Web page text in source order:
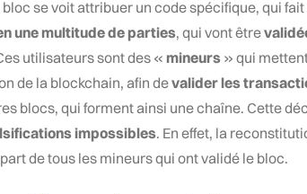
se voit attribuer un code spécifique, qui
une multitude de parties, qui vont être
utilisateurs sont des «mineurs » qui
de la blockchain, afin devalider les
blocs, qui forment ainsi une chaîne. Cette
impossibles. En effet, la
de tous les mineurs qui ont validé le bloc.